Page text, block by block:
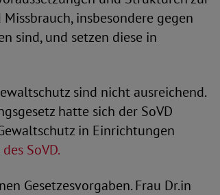
insbesondere gegen
sind, und setzen diese in
sind nicht ausreichend.
hatte sich der SoVD
in Einrichtungen
SoVD.
Gesetzesvorgaben. Frau Dr.in